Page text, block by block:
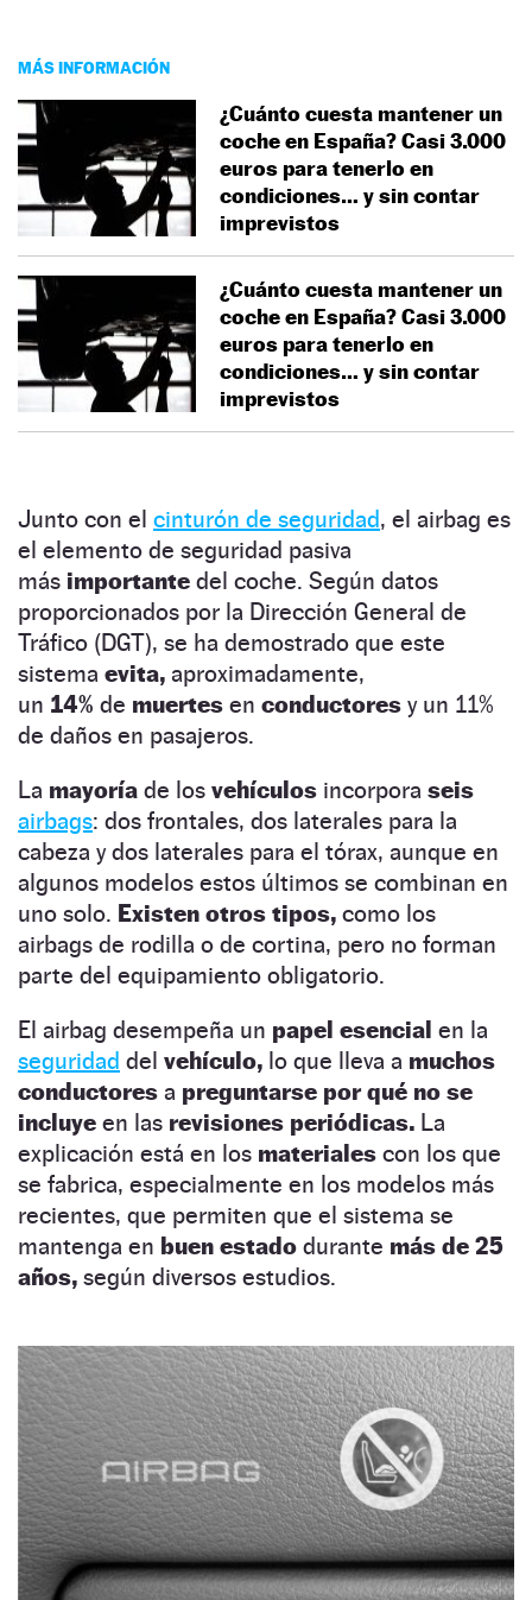
MÁS INFORMACIÓN
¿Cuánto cuesta mantener un
coche en España? Casi 3.000
euros para tenerlo en
condiciones… y sin contar
imprevistos
¿Cuánto cuesta mantener un
coche en España? Casi 3.000
euros para tenerlo en
condiciones… y sin contar
imprevistos
Junto con el cinturón de seguridad, el airbag es
el elemento de seguridad pasiva
más importante del coche. Según datos
proporcionados por la Dirección General de
Tráfico (DGT), se ha demostrado que este
sistema evita, aproximadamente,
un 14% de muertes en conductores y un 11%
de daños en pasajeros.
La mayoría de los vehículos incorpora seis
airbags: dos frontales, dos laterales para la
cabeza y dos laterales para el tórax, aunque en
algunos modelos estos últimos se combinan en
uno solo. Existen otros tipos, como los
airbags de rodilla o de cortina, pero no forman
parte del equipamiento obligatorio.
El airbag desempeña un papel esencial en la
seguridad del vehículo, lo que lleva a muchos
conductores a preguntarse por qué no se
incluye en las revisiones periódicas. La
explicación está en los materiales con los que
se fabrica, especialmente en los modelos más
recientes, que permiten que el sistema se
mantenga en buen estado durante más de 25
años, según diversos estudios.